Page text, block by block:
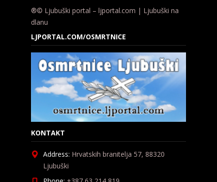
®© Ljubuški portal – ljportal.com | Ljubuški na
dlanu
LJPORTAL.COM/OSMRTNICE
KONTAKT
Address: Hrvatskih branitelja 57, 88320
Ljubuški